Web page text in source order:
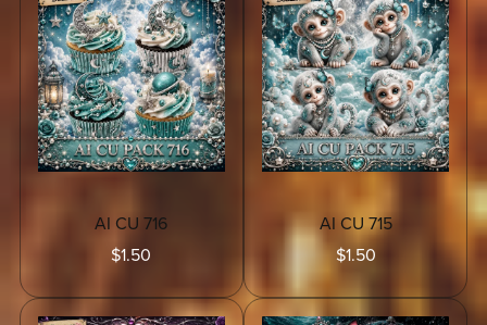
AI CU 716
$1.50
AI CU 715
$1.50